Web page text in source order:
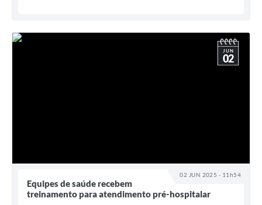
02 JUN 2025 - 11h54
JUN
02
Equipes de saúde recebem
treinamento para atendimento pré-hospitalar